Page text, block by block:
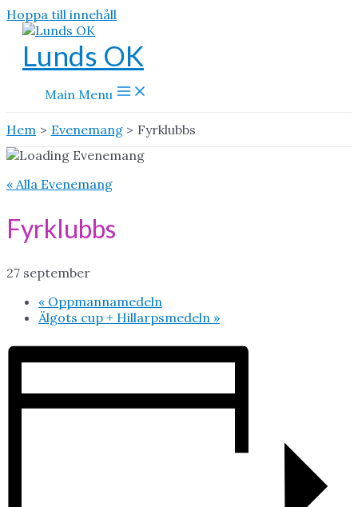
Hoppa till innehåll
Lunds OK
Main Menu
Hem Evenemang Fyrklubbs
« Alla Evenemang
Fyrklubbs
27 september
« Oppmannamedeln
Älgots cup + Hillarpsmedeln »